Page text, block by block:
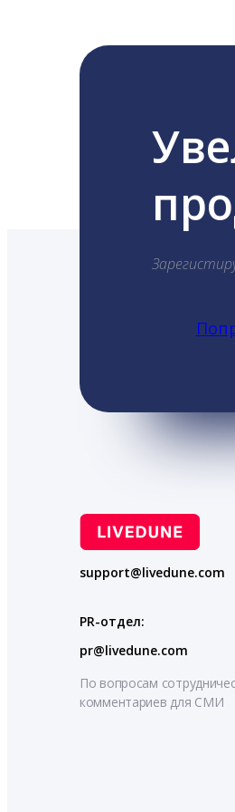
support@livedune.com
PR-отдел:
pr@livedune.com
По вопросам
комментариев для СМИ